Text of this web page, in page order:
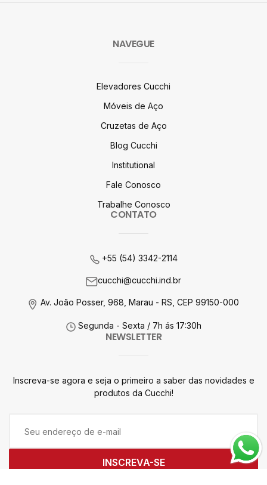
NAVEGUE
Elevadores Cucchi
Móveis de Aço
Cruzetas de Aço
Blog Cucchi
Institutional
Fale Conosco
Trabalhe Conosco
CONTATO
+55 (54) 3342-2114
cucchi@cucchi.ind.br
Av. João Posser, 968, Marau - RS, CEP 99150-000
Segunda - Sexta / 7h ás 17:30h
NEWSLETTER
Inscreva-se agora e seja o primeiro a saber das novidades e
produtos da Cucchi!
INSCREVA-SE